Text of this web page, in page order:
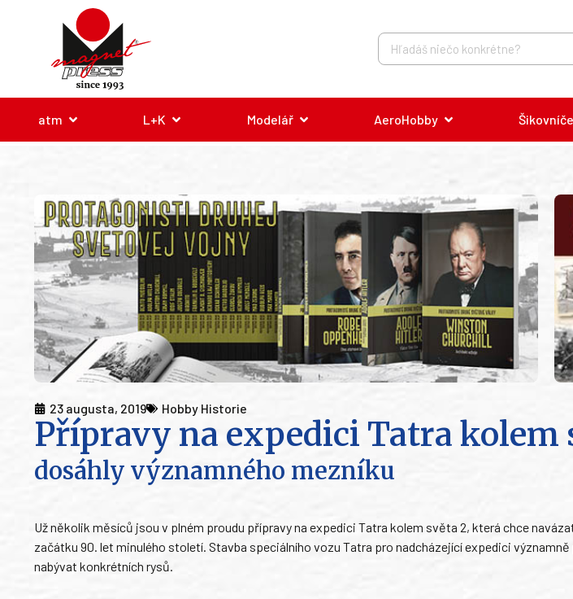
atm L+K Modelář AeroHobby
23 augusta, 2019 Hobby Historie
Přípravy na expedici Tatra kolem
dosáhly významného mezníku
Už několik měsíců jsou v plném proudu přípravy na expedici Tatra kolem světa 2, která chce
začátku 90. let minulého století. Stavba speciálního vozu Tatra pro nadcházející expedici
nabývat konkrétních rysů.